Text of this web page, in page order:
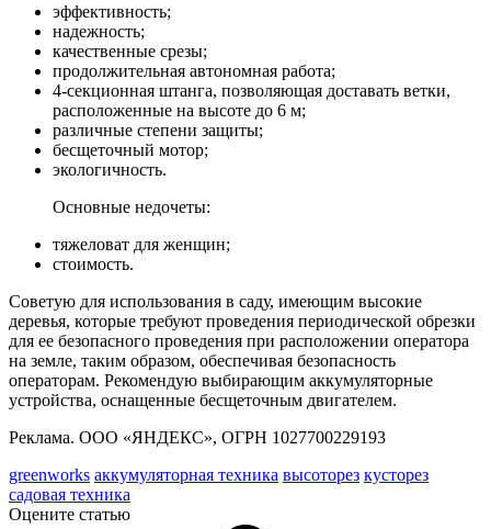
эффективность;
надежность;
качественные срезы;
продолжительная автономная работа;
4-секционная штанга, позволяющая доставать ветки,
расположенные на высоте до 6 м;
различные степени защиты;
бесщеточный мотор;
экологичность.
Основные недочеты:
тяжеловат для женщин;
стоимость.
Советую для использования в саду, имеющим высокие
деревья, которые требуют проведения периодической обрезки
для ее безопасного проведения при расположении оператора
на земле, таким образом, обеспечивая безопасность
операторам. Рекомендую выбирающим аккумуляторные
устройства, оснащенные бесщеточным двигателем.
Реклама. ООО «ЯНДЕКС», ОГРН 1027700229193
greenworks аккумуляторная техника высоторез кусторез
садовая техника
Оцените статью